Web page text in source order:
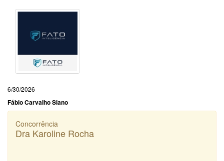
6/30/2026
Fábio Carvalho Siano
Concorrência
Dra Karoline Rocha